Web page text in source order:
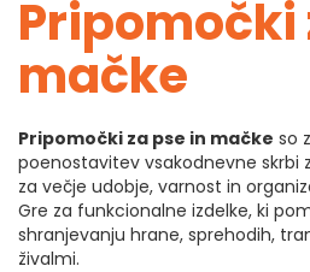
Pripomočki
mačke
Pripomočki za pse in mačke so
poenostavitev vsakodnevne skrbi
za večje udobje, varnost in
Gre za funkcionalne izdelke, ki
shranjevanju hrane, sprehodih,
živalmi.